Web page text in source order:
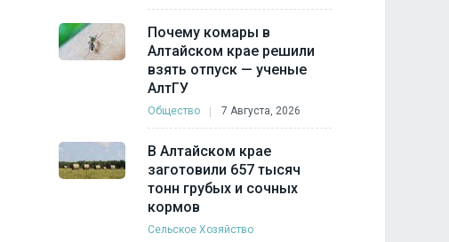
Почему комары в
Алтайском крае решили
взять отпуск — ученые
АлтГУ
Общество 7 Августа, 2026
В Алтайском крае
заготовили 657 тысяч
тонн грубых и сочных
кормов
Сельское Хозяйство